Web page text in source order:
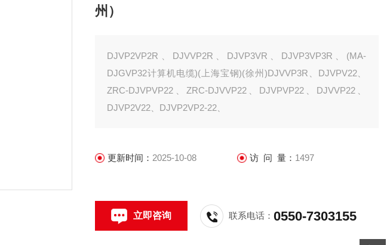
州）
DJVP2VP2R、DJVVP2R、DJVP3VR、DJVP3VP3R、(MA-
DJGVP32计算机电缆)(上海宝钢)(徐州)DJVVP3R、DJVPV22、
ZRC-DJVPVP22、ZRC-DJVVP22、DJVPVP22、DJVVP22、
DJVP2V22、DJVP2VP2-22、
更新时间： 2025-10-08 访 问 量： 1497
立即咨询 联系电话：0550-7303155